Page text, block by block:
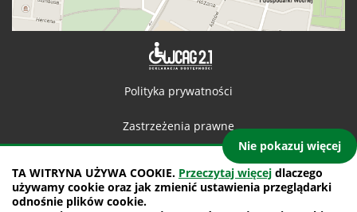
TA WITRYNA UŻYWA COOKIE. Przeczytaj więcej dlaczego
używamy cookie oraz jak zmienić ustawienia przeglądarki
odnośnie plików cookie.
Nie pokazuj więcej
Polityka prywatności
Zastrzeżenia prawne
Mapa witryny